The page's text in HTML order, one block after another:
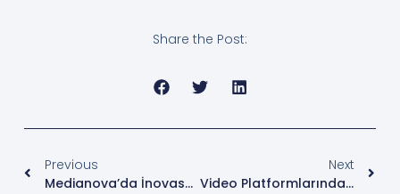
Share the Post:
Previous
Medianova’da İnovasyonun Kalbinde Müşteri Var
Next
Video Platformlarında Yeni Tercih: Kuruma Özel ‘Tube’